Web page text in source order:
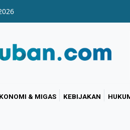
& MIGAS KEBIJAKAN